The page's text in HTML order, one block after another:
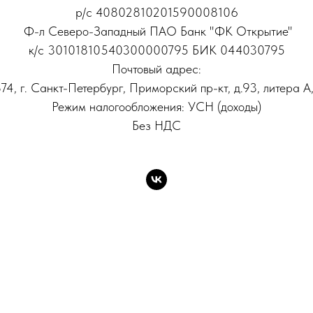
р/с 40802810201590008106
Ф-л Северо-Западный ПАО Банк "ФК Открытие"
к/с 30101810540300000795 БИК 044030795
Почтовый адрес:
г. Санкт-Петербург, Приморский пр-кт, д.93, литера
Режим налогообложения: УСН (доходы)
Без НДС